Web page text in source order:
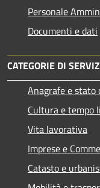
Personale
Documenti e dati
CATEGORIE DI
Anagrafe e stato
Cultura e tempo
Vita lavorativa
Imprese e
Catasto e